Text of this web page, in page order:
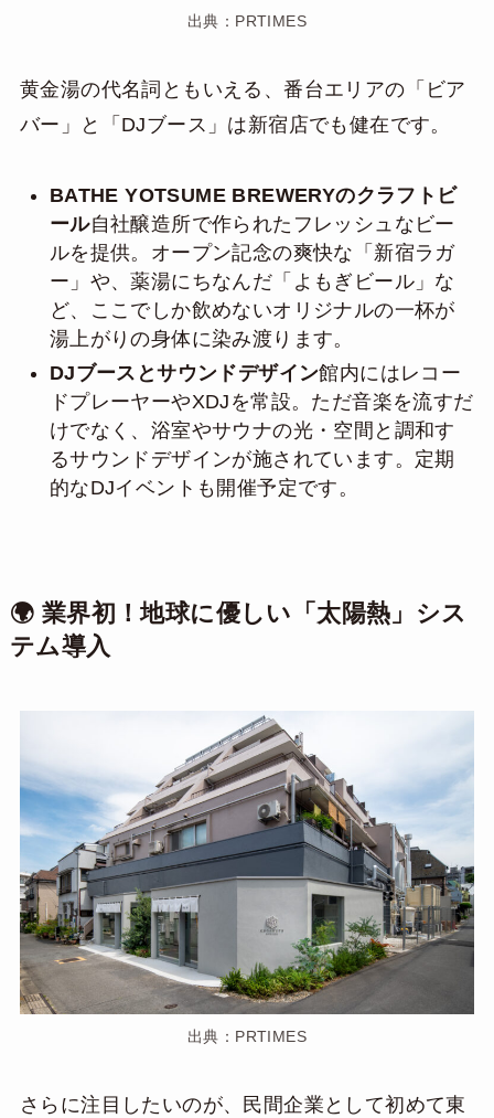
出典：PRTIMES
黄金湯の代名詞ともいえる、番台エリアの「ビア
バー」と「DJブース」は新宿店でも健在です。
BATHE YOTSUME BREWERYのクラフトビ
ール自社醸造所で作られたフレッシュなビー
ルを提供。オープン記念の爽快な「新宿ラガ
ー」や、薬湯にちなんだ「よもぎビール」な
ど、ここでしか飲めないオリジナルの一杯が
湯上がりの身体に染み渡ります。
DJブースとサウンドデザイン館内にはレコー
ドプレーヤーやXDJを常設。ただ音楽を流すだ
けでなく、浴室やサウナの光・空間と調和す
るサウンドデザインが施されています。定期
的なDJイベントも開催予定です。
🌍 業界初！地球に優しい「太陽熱」シス
テム導入
出典：PRTIMES
さらに注目したいのが、民間企業として初めて東